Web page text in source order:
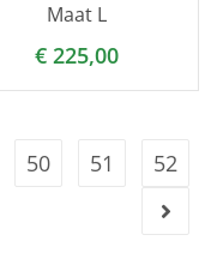
Maat L
€ 225,00
50 51 52